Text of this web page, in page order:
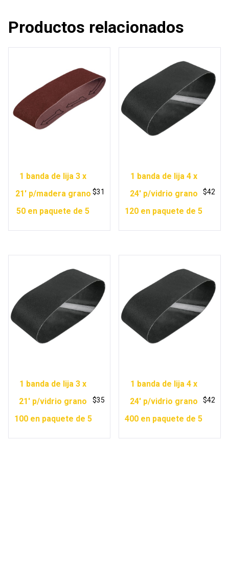
Productos relacionados
1 banda de lija 3 x
21′ p/madera grano
50 en paquete de 5
$31
1 banda de lija 4 x
24′ p/vidrio grano
120 en paquete de 5
$42
1 banda de lija 3 x
21′ p/vidrio grano
100 en paquete de 5
$35
1 banda de lija 4 x
24′ p/vidrio grano
400 en paquete de 5
$42